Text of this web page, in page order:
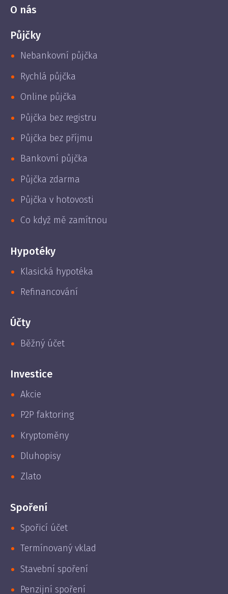
O nás
Půjčky
Nebankovní půjčka
Rychlá půjčka
Online půjčka
Půjčka bez registru
Půjčka bez příjmu
Bankovní půjčka
Půjčka zdarma
Půjčka v hotovosti
Co když mě zamítnou
Hypotéky
Klasická hypotéka
Refinancování
Účty
Běžný účet
Investice
Akcie
P2P faktoring
Kryptoměny
Dluhopisy
Zlato
Spoření
Spořicí účet
Termínovaný vklad
Stavební spoření
Penzijní spoření